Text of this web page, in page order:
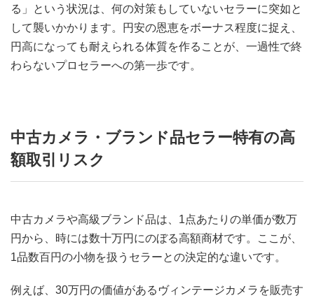
る」という状況は、何の対策もしていないセラーに突如と
して襲いかかります。円安の恩恵をボーナス程度に捉え、
円高になっても耐えられる体質を作ることが、一過性で終
わらないプロセラーへの第一歩です。
中古カメラ・ブランド品セラー特有の高
額取引リスク
中古カメラや高級ブランド品は、1点あたりの単価が数万
円から、時には数十万円にのぼる高額商材です。ここが、
1品数百円の小物を扱うセラーとの決定的な違いです。
例えば、30万円の価値があるヴィンテージカメラを販売す